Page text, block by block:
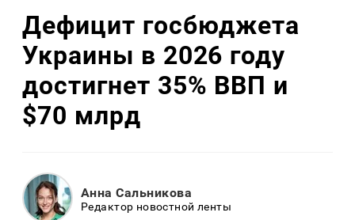
Дефицит госбюджета
Украины в 2026 году
достигнет 35% ВВП и
$70 млрд
Анна Сальникова
Редактор новостной ленты